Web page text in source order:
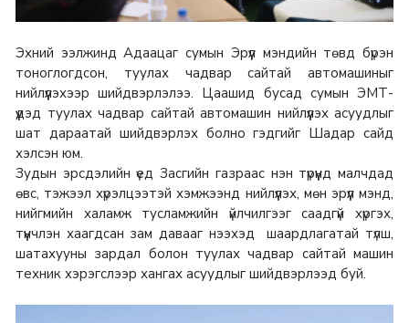
Эхний ээлжинд Адаацаг сумын Эрүүл мэндийн төвд бүрэн
тоноглогдсон, туулах чадвар сайтай автомашиныг
нийлүүлэхээр шийдвэрлэлээ. Цаашид бусад сумын ЭМТ-
үүдэд туулах чадвар сайтай автомашин нийлүүлэх асуудлыг
шат дараатай шийдвэрлэх болно гэдгийг Шадар сайд
хэлсэн юм.
Зудын эрсдэлийн үед Засгийн газраас нэн түрүүнд малчдад
өвс, тэжээл хүрэлцээтэй хэмжээнд нийлүүлэх, мөн эрүүл мэнд,
нийгмийн халамж тусламжийн үйлчилгээг саадгүй хүргэх,
түүнчлэн хаагдсан зам давааг нээхэд шаардлагатай түлш,
шатахууны зардал болон туулах чадвар сайтай машин
техник хэрэгслээр хангах асуудлыг шийдвэрлээд буй.